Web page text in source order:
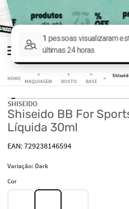
MAQUIAGEM ROSTO BASE
SHISEIDO
Shiseido BB For
Líquida 30ml
729238146594
Variação: Dark
Cor